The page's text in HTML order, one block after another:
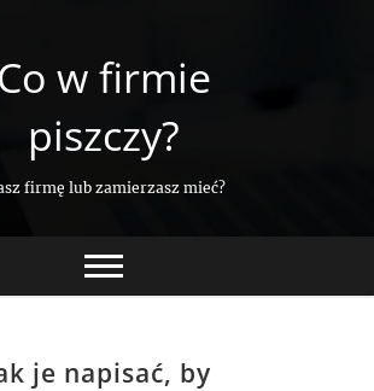
Co w firmie
piszczy?
firmę lub zamierzasz mieć?
je napisać, by